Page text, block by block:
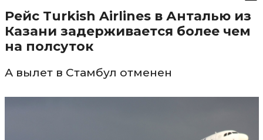
Рейс Turkish Airlines в Анталью из
Казани задерживается более чем
на полсуток
А вылет в Стамбул отменен